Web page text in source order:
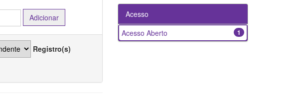
Registro(s)
Acesso
1
Acesso Aberto